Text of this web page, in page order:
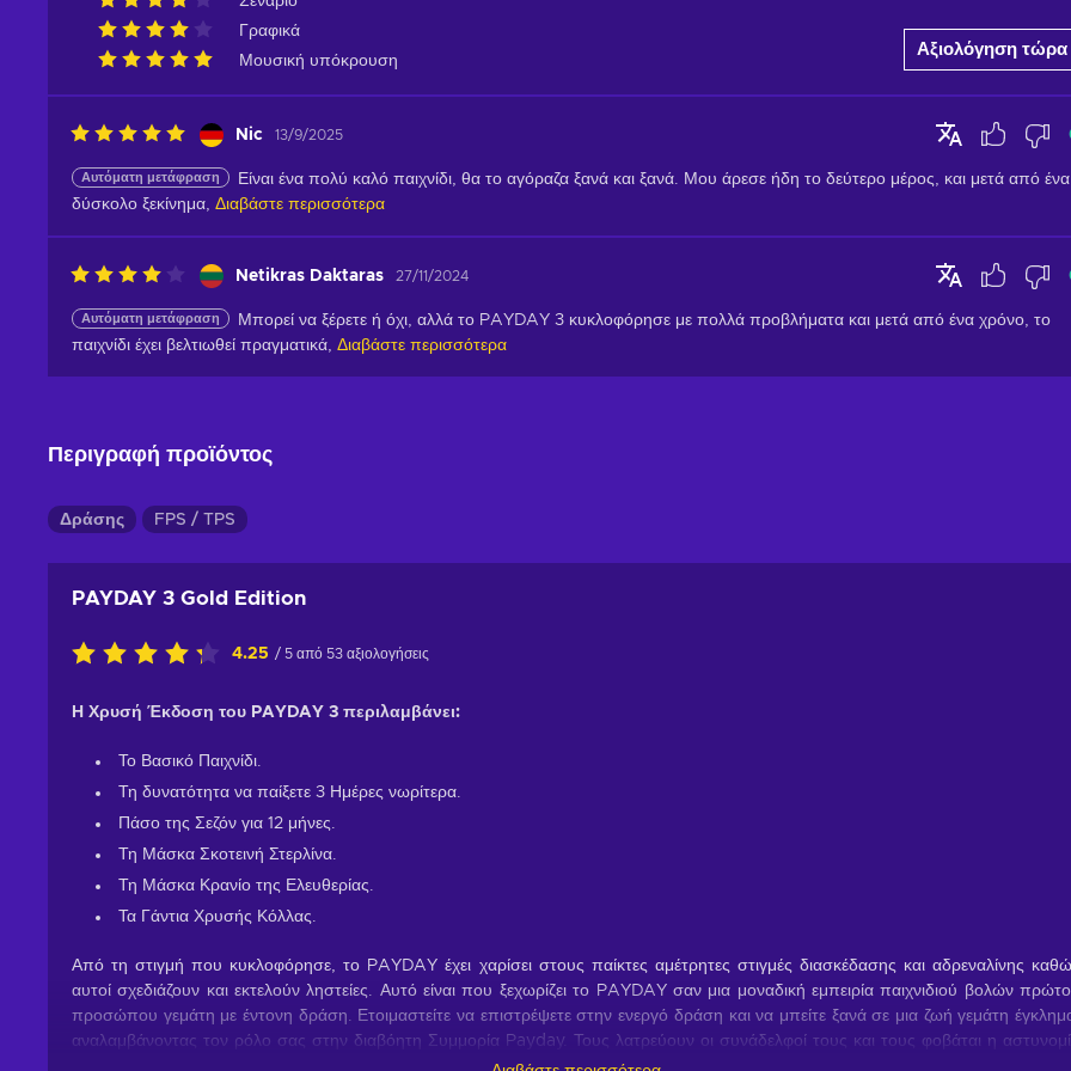
Γραφικά
Μουσική υπόκρουση
Αξιολόγηση τώρα
Nic 13/9/2025
Αυτόματη μετάφραση
Είναι ένα πολύ καλό παιχνίδι, θα το αγόραζα ξανά και ξανά. Μου άρεσε ήδη το δεύτερο μέρος, και μετά από ένα
δύσκολο ξεκίνημα, Διαβάστε περισσότερα
Netikras Daktaras 27/11/2024
Αυτόματη μετάφραση
Μπορεί να ξέρετε ή όχι, αλλά το PAYDAY 3 κυκλοφόρησε με πολλά προβλήματα και μετά από ένα χρόνο, το
παιχνίδι έχει βελτιωθεί πραγματικά, Διαβάστε περισσότερα
Περιγραφή προϊόντος
Δράσης FPS / TPS
PAYDAY 3 Gold Edition
4.25 / 5 από 53 αξιολογήσεις
Η Χρυσή Έκδοση του PAYDAY 3 περιλαμβάνει:
Το Βασικό Παιχνίδι.
Τη δυνατότητα να παίξετε 3 Ημέρες νωρίτερα.
Πάσο της Σεζόν για 12 μήνες.
Τη Μάσκα Σκοτεινή Στερλίνα.
Τη Μάσκα Κρανίο της Ελευθερίας.
Τα Γάντια Χρυσής Κόλλας.
Από τη στιγμή που κυκλοφόρησε, το PAYDAY έχει χαρίσει στους παίκτες αμέτρητες στιγμές διασκέδασης και αδρεναλίνης
αυτοί σχεδιάζουν και εκτελούν ληστείες. Αυτό είναι που ξεχωρίζει το PAYDAY σαν μια μοναδική εμπειρία παιχνιδιού βολών
προσώπου γεμάτη με έντονη δράση. Ετοιμαστείτε να επιστρέψετε στην ενεργό δράση και να μπείτε ξανά σε μια ζωή γεμάτη
αναλαμβάνοντας τον ρόλο σας στην διαβόητη Συμμορία Payday. Τους λατρεύουν οι συνάδελφοί τους και τους φοβάται η
όπου και να πάνε. Αν και η προηγούμενη τους δραστηριότητα στην Ουάσιγκτον έφτασε στο τέλος της, η ομάδα επανασυνδέεται